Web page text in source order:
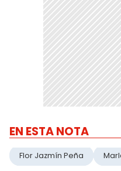
EN ESTA NOTA
Flor Jazmín Peña